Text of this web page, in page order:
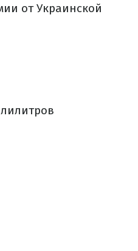
от Украинской